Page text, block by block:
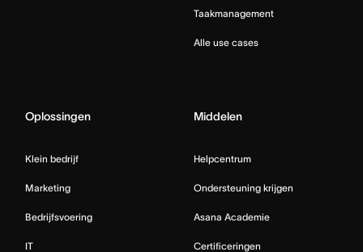
Taakmanagement
Alle use cases
Oplossingen
Klein bedrijf
Marketing
Bedrijfsvoering
IT
Middelen
Helpcentrum
Ondersteuning krijgen
Asana Academie
Certificeringen